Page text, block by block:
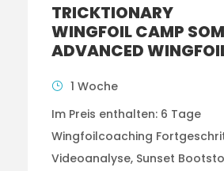
TRICKTIONARY
WINGFOIL CAMP
ADVANCED
1 Woche
Im Preis enthalten: 6 Tage
Wingfoilcoaching
Videoanalyse, Sunset